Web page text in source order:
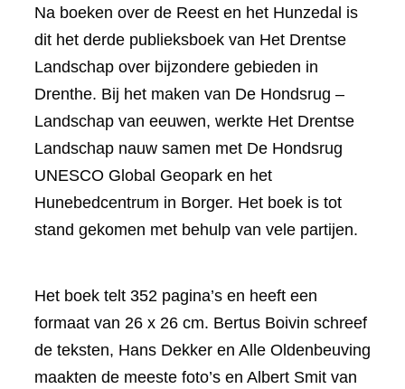
Na boeken over de Reest en het Hunzedal is
dit het derde publieksboek van Het Drentse
Landschap over bijzondere gebieden in
Drenthe. Bij het maken van De Hondsrug –
Landschap van eeuwen, werkte Het Drentse
Landschap nauw samen met De Hondsrug
UNESCO Global Geopark en het
Hunebedcentrum in Borger. Het boek is tot
stand gekomen met behulp van vele partijen.
Het boek telt 352 pagina’s en heeft een
formaat van 26 x 26 cm. Bertus Boivin schreef
de teksten, Hans Dekker en Alle Oldenbeuving
maakten de meeste foto’s en Albert Smit van